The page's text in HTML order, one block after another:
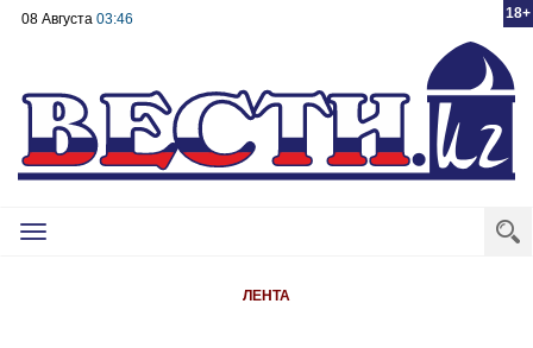
18+
08 Августа 03:46
Toggle
ЛЕНТА